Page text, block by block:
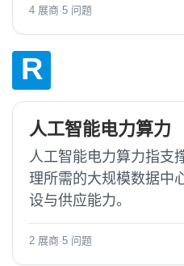
4 展商·5 问题
R
人工智能电力算力
人工智能电力算力指支
理所需的大规模数据中
设与供应能力。
2 展商·5 问题